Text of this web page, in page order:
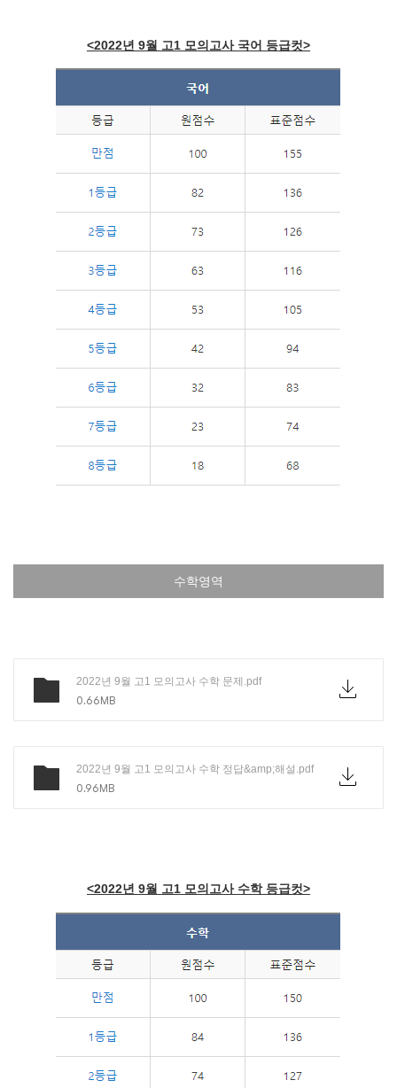
<2022년 9월 고1 모의고사 국어 등급컷>
수학영역
2022년 9월 고1 모의고사 수학 문제.pdf
0.66MB
2022년 9월 고1 모의고사 수학 정답&amp;해설.pdf
0.96MB
<2022년 9월 고1 모의고사 수학 등급컷>